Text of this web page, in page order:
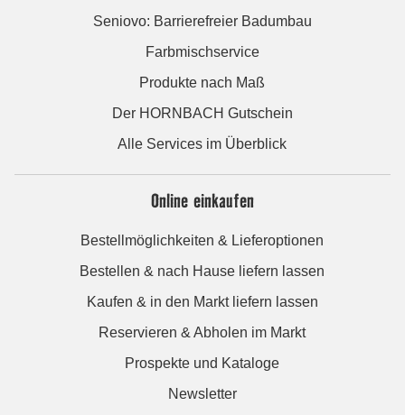
Seniovo: Barrierefreier Badumbau
Farbmischservice
Produkte nach Maß
Der HORNBACH Gutschein
Alle Services im Überblick
Online einkaufen
Bestellmöglichkeiten & Lieferoptionen
Bestellen & nach Hause liefern lassen
Kaufen & in den Markt liefern lassen
Reservieren & Abholen im Markt
Prospekte und Kataloge
Newsletter